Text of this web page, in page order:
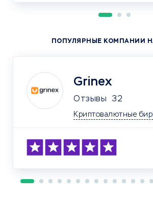
ПОПУЛЯРНЫЕ КОМПАНИИ
Grinex
Отзывы 32
Криптовалютные